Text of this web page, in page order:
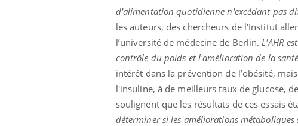
d'alimentation quotidienne n'excédant pas
les auteurs, des chercheurs de l'Institut
l’université de médecine de Berlin. L'AHR
contrôle du poids et l'amélioration de la
intérêt dans la prévention de l’obésité,
l'insuline, à de meilleurs taux de glucose,
soulignent que les résultats de ces essais
déterminer si les améliorations